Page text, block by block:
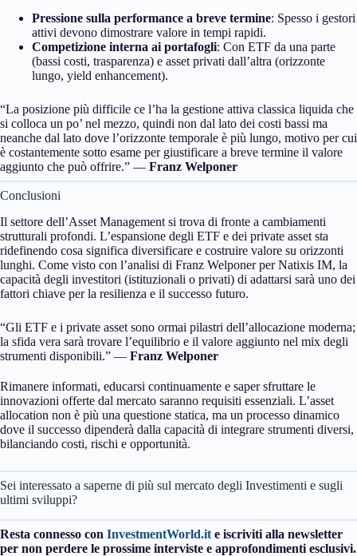
Pressione sulla performance a breve termine: Spesso i gestori
attivi devono dimostrare valore in tempi rapidi.
Competizione interna ai portafogli: Con ETF da una parte
(bassi costi, trasparenza) e asset privati dall’altra (orizzonte
lungo, yield enhancement).
“La posizione più difficile ce l’ha la gestione attiva classica liquida che
si colloca un po’ nel mezzo, quindi non dal lato dei costi bassi ma
neanche dal lato dove l’orizzonte temporale è più lungo, motivo per cui
è costantemente sotto esame per giustificare a breve termine il valore
aggiunto che può offrire.” — Franz Welponer
Conclusioni
Il settore dell’Asset Management si trova di fronte a cambiamenti
strutturali profondi. L’espansione degli ETF e dei private asset sta
ridefinendo cosa significa diversificare e costruire valore su orizzonti
lunghi. Come visto con l’analisi di Franz Welponer per Natixis IM, la
capacità degli investitori (istituzionali o privati) di adattarsi sarà uno dei
fattori chiave per la resilienza e il successo futuro.
“Gli ETF e i private asset sono ormai pilastri dell’allocazione moderna;
la sfida vera sarà trovare l’equilibrio e il valore aggiunto nel mix degli
strumenti disponibili.” — Franz Welponer
Rimanere informati, educarsi continuamente e saper sfruttare le
innovazioni offerte dal mercato saranno requisiti essenziali. L’asset
allocation non è più una questione statica, ma un processo dinamico
dove il successo dipenderà dalla capacità di integrare strumenti diversi,
bilanciando costi, rischi e opportunità.
Sei interessato a saperne di più sul mercato degli Investimenti e sugli
ultimi sviluppi?
Resta connesso con InvestmentWorld.it e iscriviti alla newsletter
per non perdere le prossime interviste e approfondimenti esclusivi.